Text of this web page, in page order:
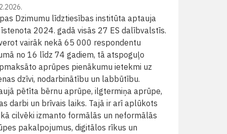
Dzimumu līdztiesības institūta aptauja
2024. gadā visās 27 ES dalībvalstīs.
vairāk nekā 65 000 respondentu
no 16 līdz 74 gadiem, tā atspoguļo
aprūpes pienākumu ietekmi uz
dzīvi, nodarbinātību un labbūtību.
pētīta bērnu aprūpe, ilgtermiņa aprūpe,
darbi un brīvais laiks. Tajā ir arī aplūkots
cilvēki izmanto formālās un neformālās
pakalpojumus, digitālos rīkus un